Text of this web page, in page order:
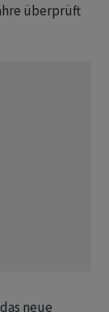
überprüft
neue